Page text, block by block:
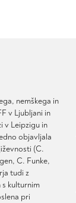
nemškega in
v Ljubljani in
v Leipzigu in
objavljala
(C.
C. Funke,
tudi z
kulturnim
pri